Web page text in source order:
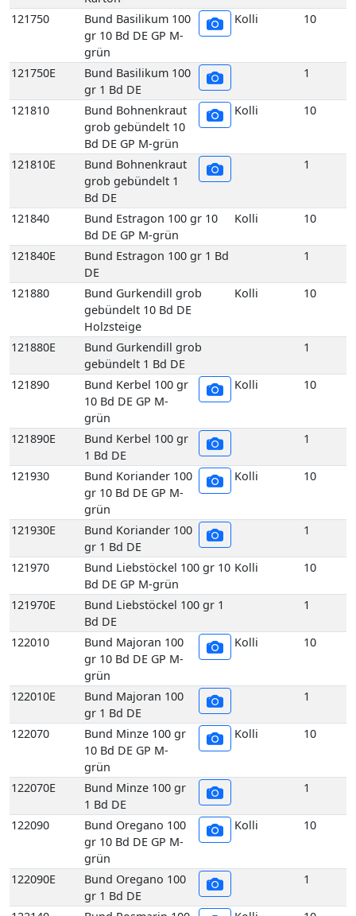
Bd DE GP M-grün
Bund Estragon 100 gr 1 Bd
DE
121880
Bund Gurkendill grob
gebündelt 10 Bd DE
Holzsteige
10
Bund Gurkendill grob
gebündelt 1 Bd DE
121890
Bund Kerbel 100 gr
10 Bd DE GP M-
grün
10
121890E
Bund Kerbel 100 gr
1 Bd DE
1
121930
Bund Koriander 100
gr 10 Bd DE GP M-
grün
10
Bund Koriander 100
gr 1 Bd DE
121970
Bund Liebstöckel 100 gr 10
Bd DE GP M-grün
10
121970E
Bund Liebstöckel 100 gr 1
Bd DE
1
Bund Majoran 100
gr 10 Bd DE GP M-
grün
122010E
Bund Majoran 100
gr 1 Bd DE
1
Bund Minze 100 gr
10 Bd DE GP M-
grün
122070E
Bund Minze 100 gr
1 Bd DE
1
122090
Bund Oregano 100
gr 10 Bd DE GP M-
grün
10
Bund Oregano 100
gr 1 Bd DE
122140
Bund Rosmarin 100
gr 10 Bd DE GP M-
grün
10
Bund Rosmarin 100
gr 1 Bd DE
122180
Bund Salbei 100 gr
10 Bd DE GP M-
grün
10
Bund Salbei 100 gr
1 Bd DE
122260
Bund Thymian 100
gr 10 Bd DE GP M-
grün
10